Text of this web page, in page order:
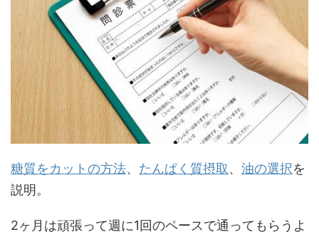
糖質をカットの方法、 たんぱく質摂取、 油の選択を
説明。
2ヶ月は頑張って週に1回のペースで通ってもらうよ